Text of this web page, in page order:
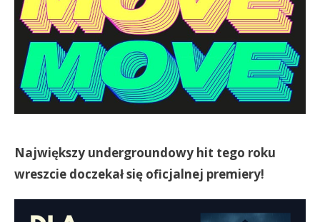
Największy undergroundowy hit tego roku
wreszcie doczekał się oficjalnej premiery!